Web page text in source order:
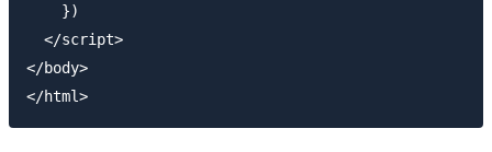
    })
  </script>
</body>